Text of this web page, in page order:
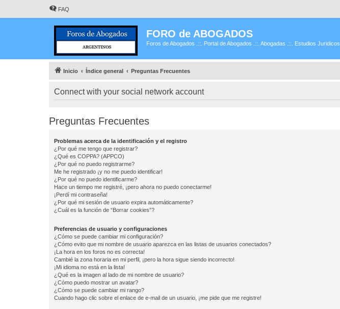
FAQ
FORO de ABOGADOS
Foros de Abogados .::. Portal de Abogados .::. Abogadas .::. Estudios Juridicos
Inicio Índice general Preguntas Frecuentes
Connect with your social network account
Preguntas Frecuentes
Problemas acerca de la identificación y el registro
¿Por qué me tengo que registrar?
¿Qué es COPPA? (APPCO)
¿Por qué no puedo registrarme?
Me he registrado ¡y no me puedo identificar!
¿Por qué no puedo identificarme?
Hace un tiempo me registré, ¡pero ahora no puedo conectarme!
¡Perdí mi contraseña!
¿Por qué mi sesión de usuario expira automáticamente?
¿Cuál es la función de “Borrar cookies”?
Preferencias de usuario y configuraciones
¿Cómo se puede cambiar mi configuración?
¿Cómo evito que mi nombre de usuario aparezca en las listas de usuarios conectados?
¡La hora en los foros no es correcta!
Cambié la zona horaria en mi perfil, ¡pero la hora sigue siendo incorrecto!
¡Mi idioma no está en la lista!
¿Qué es la imagen al lado de mi nombre de usuario?
¿Cómo puedo mostrar un avatar?
¿Cómo se puede cambiar mi rango?
Cuando hago clic sobre el enlace de e-mail de un usuario, ¡me pide que me registre!